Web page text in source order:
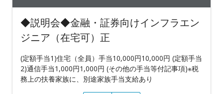
◆説明会◆金融・証券向けインフラエン
ジニア（在宅可）正
(定額手当1)住宅（全員）手当10,000円10,000円 (定額手当
2)通信手当1,000円1,000円 (その他の手当等付記事項)※税
務上の扶養家族に、別途家族手当支給あり